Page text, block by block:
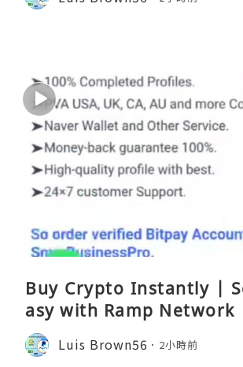
Buy Crypto Instantly |
asy with Ramp Network
Luis Brown56 2小時前